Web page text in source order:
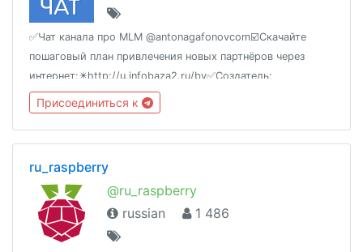
✅Чат канала про MLM @antonagafonovcom☑️Скачайте
пошаговый план привлечения новых партнёров через
интернет:✴️http://u.infobaza2.ru/bv✅Создатель:
@antonagafonov👨‍🎓Обучаю сетевиков разных компаний
Присоединиться к
ru_raspberry
@ru_raspberry
russian
1 486